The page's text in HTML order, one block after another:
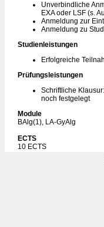
Unverbindliche
EXA oder LSF (s.
Anmeldung zur
Anmeldung zu
Studienleistungen
Erfolgreiche
Prüfungsleistungen
Schriftliche
noch festgelegt
Module
BAlg(1), LA-GyAlg
ECTS
10 ECTS